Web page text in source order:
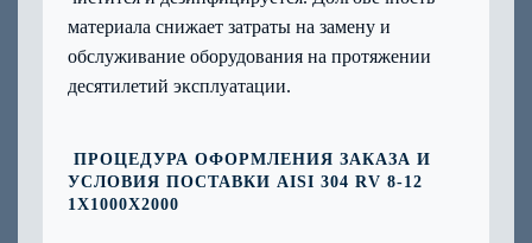
материала снижает затраты на замену и
обслуживание оборудования на протяжении
десятилетий эксплуатации.
ПРОЦЕДУРА ОФОРМЛЕНИЯ ЗАКАЗА И
УСЛОВИЯ ПОСТАВКИ AISI 304 RV 8-12
1Х1000Х2000